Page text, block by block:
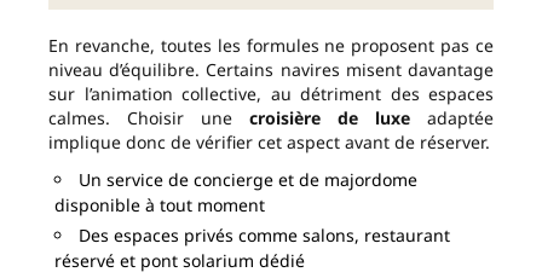
En revanche, toutes les formules ne proposent pas ce
niveau d’équilibre. Certains navires misent davantage
sur l’animation collective, au détriment des espaces
calmes. Choisir une croisière de luxe adaptée
implique donc de vérifier cet aspect avant de réserver.
Un service de concierge et de majordome
disponible à tout moment
Des espaces privés comme salons, restaurant
réservé et pont solarium dédié